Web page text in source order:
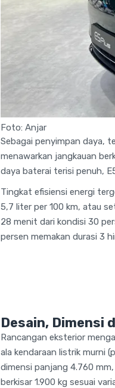
Foto: Anjar
Sebagai penyimpan daya,
menawarkan jangkauan
daya baterai terisi penuh,
Tingkat efisiensi energi
5,7 liter per 100 km, atau
28 menit dari kondisi 30
persen memakan durasi 3
Desain, Dimensi
Rancangan eksterior
ala kendaraan listrik murni
dimensi panjang 4.760
berkisar 1.900 kg sesuai